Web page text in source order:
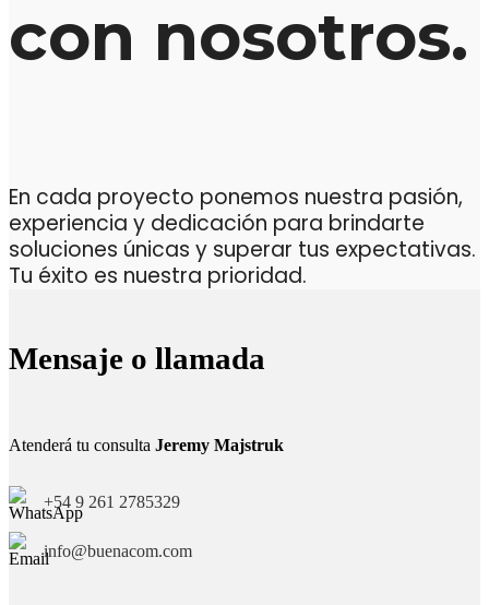
con nosotros.
En cada proyecto ponemos nuestra pasión,
experiencia y dedicación para brindarte
soluciones únicas y superar tus expectativas.
Tu éxito es nuestra prioridad.
Mensaje o llamada
Atenderá tu consulta Jeremy Majstruk
+54 9 261 2785329
info@buenacom.com